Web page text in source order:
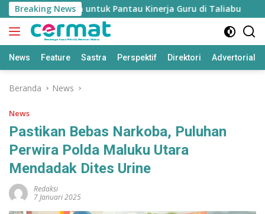
Langsung
ke
konten
Breaking News
Disiapkan untuk Pantau Kinerja Guru di Taliabu
News Feature Sastra Perspektif Direktori Advertorial
Beranda News
News
Pastikan Bebas Narkoba, Puluhan
Perwira Polda Maluku Utara
Mendadak Dites Urine
Redaksi
7 Januari 2025